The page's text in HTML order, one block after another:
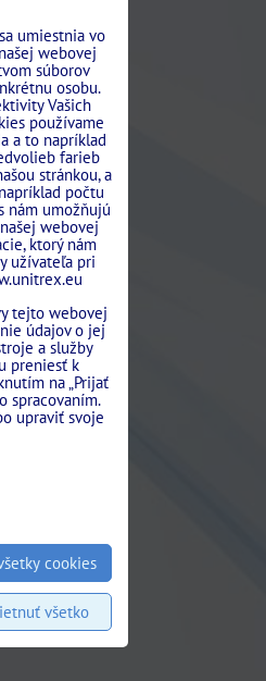
umiestnia vo
webovej
súborov
osobu.
Vašich
používame
a to napríklad
farieb
stránkou, a
počtu
nám umožňujú
webovej
ktorý nám
užívateľa pri
tejto webovej
údajov o jej
a služby
preniesť k
na „Prijať
spracovaním.
upraviť svoje
cookies
všetko